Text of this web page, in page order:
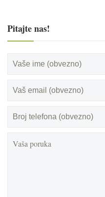
Pitajte nas!